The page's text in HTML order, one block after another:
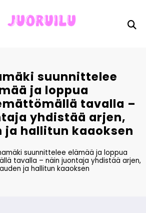
suunnittelee
ja loppua
tavalla –
yhdistää arjen,
ja hallitun kaaoksen
suunnittelee elämää ja loppua
tavalla – näin juontaja yhdistää arjen,
ja hallitun kaaoksen